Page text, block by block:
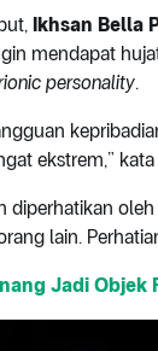
Ikhsan Bella
mendapat
personality.
ekstrem,”
diperhatikan
lain.
Jadi Objek